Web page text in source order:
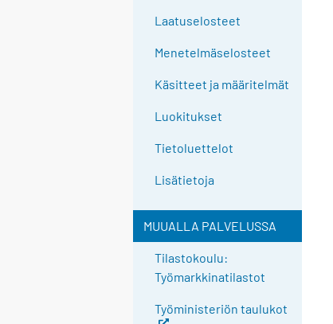
Laatuselosteet
Menetelmäselosteet
Käsitteet ja määritelmät
Luokitukset
Tietoluettelot
Lisätietoja
MUUALLA PALVELUSSA
Tilastokoulu:
Työmarkkinatilastot
Työministeriön taulukot